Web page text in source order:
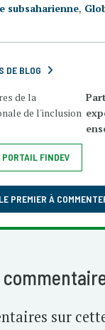
subsaharienne,
DE BLOG
de la
de l'inclusion
PORTAIL FINDEV
PREMIER À
sur